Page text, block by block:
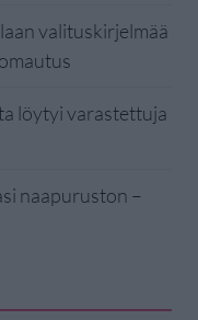
valituskirjelmää
löytyi varastettuja
naapuruston –